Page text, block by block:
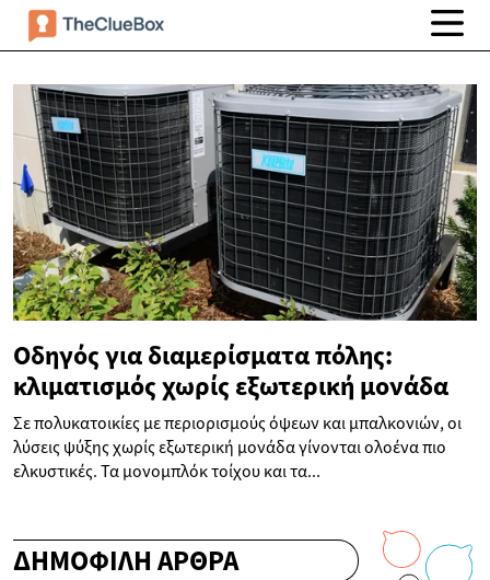
Οδηγός για διαμερίσματα πόλης:
κλιματισμός χωρίς εξωτερική μονάδα
Σε πολυκατοικίες με περιορισμούς όψεων και μπαλκονιών, οι
λύσεις ψύξης χωρίς εξωτερική μονάδα γίνονται ολοένα πιο
ελκυστικές. Τα μονομπλόκ τοίχου και τα...
ΔΗΜΟΦΙΛΗ ΑΡΘΡΑ